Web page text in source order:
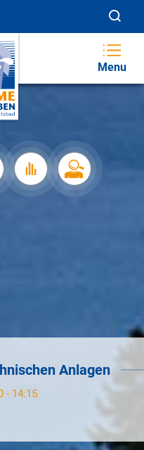
Menu
Anlagen
- 14:15